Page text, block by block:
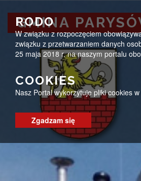
RODO
W związku z rozpoczęciem
związku z przetwarzaniem danych
25 maja 2018 r. na naszym portalu
COOKIES
Nasz Portal wykorzytuje pliki cookies
Zgadzam się
GMINA
GMINA